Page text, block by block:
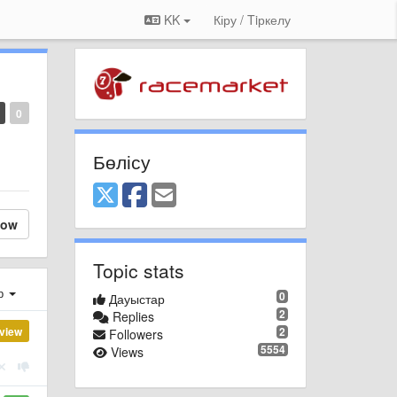
KK Кіру / Tiркелу
0
Бөлісу
Topic stats
0
Дауыстар
2
Replies
2
Followers
5554
Views